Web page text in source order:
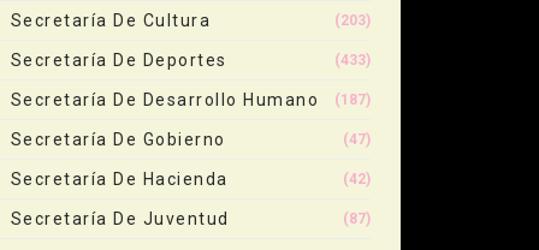
Secretaría De Cultura (203)
Secretaría De Deportes (433)
Secretaría De Desarrollo Humano (187)
Secretaría De Gobierno (47)
Secretaría De Hacienda (42)
Secretaría De Juventud (87)